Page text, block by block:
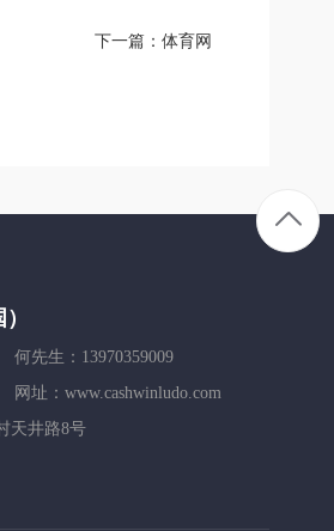
下一篇： 体育网
何先生：13970359009
网址：www.cashwinludo.com
天井路8号